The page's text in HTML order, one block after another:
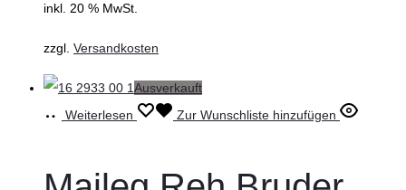
inkl. 20 % MwSt.
zzgl. Versandkosten
Ausverkauft
Weiterlesen
Zur Wunschliste hinzufügen